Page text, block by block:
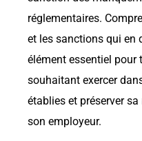
réglementaires.
et les sanctions qui en
élément essentiel pour
souhaitant exercer
établies et préserver
son employeur.